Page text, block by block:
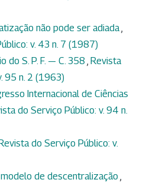
não pode ser adiada,
v. 43 n. 7 (1987)
do S. P. F. — C. 358 , Revista
95 n. 2 (1963)
Internacional de Ciências
do Serviço Público: v. 94 n.
do Serviço Público: v.
de descentralização ,